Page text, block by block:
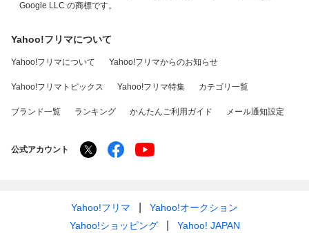
Google LLC の商標です。
Yahoo!フリマについて
Yahoo!フリマについて Yahoo!フリマからのお知らせ
Yahoo!フリマトピックス Yahoo!フリマ特集 カテゴリ一覧
ブランド一覧 ランキング かんたんご利用ガイド メール通知設定
公式アカウント
Yahoo!フリマ
Yahoo!オークション
Yahoo!ショッピング
Yahoo! JAPAN